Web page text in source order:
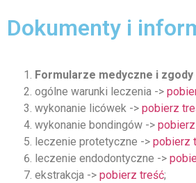
Dokumenty i
Formularze medyczne i zgody
ogólne warunki leczenia ->
wykonanie licówek -> pobierz
wykonanie bondingów ->
leczenie protetyczne -> pobierz
leczenie endodontyczne ->
ekstrakcja -> pobierz treść;